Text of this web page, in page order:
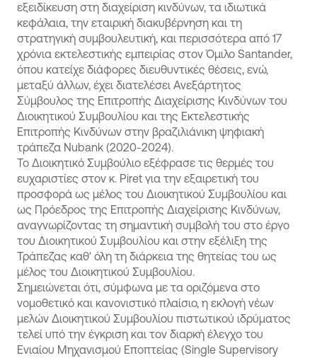
εξειδίκευση στη διαχείριση κινδύνων, τα ιδιωτικά
κεφάλαια, την εταιρική διακυβέρνηση και τη
στρατηγική συμβουλευτική, και περισσότερα από 17
χρόνια εκτελεστικής εμπειρίας στον Όμιλο Santander,
όπου κατείχε διάφορες διευθυντικές θέσεις, ενώ,
μεταξύ άλλων, έχει διατελέσει Ανεξάρτητος
Σύμβουλος της Επιτροπής Διαχείρισης Κινδύνων του
Διοικητικού Συμβουλίου και της Εκτελεστικής
Επιτροπής Κινδύνων στην βραζιλιάνικη ψηφιακή
τράπεζα Nubank (2020-2024).
Το Διοικητικό Συμβούλιο εξέφρασε τις θερμές του
ευχαριστίες στον κ. Piret για την εξαιρετική του
προσφορά ως μέλος του Διοικητικού Συμβουλίου και
ως Πρόεδρος της Επιτροπής Διαχείρισης Κινδύνων,
αναγνωρίζοντας τη σημαντική συμβολή του στο έργο
του Διοικητικού Συμβουλίου και στην εξέλιξη της
Τράπεζας καθ' όλη τη διάρκεια της θητείας του ως
μέλος του Διοικητικού Συμβουλίου.
Σημειώνεται ότι, σύμφωνα με τα οριζόμενα στο
νομοθετικό και κανονιστικό πλαίσιο, η εκλογή νέων
μελών Διοικητικού Συμβουλίου πιστωτικού ιδρύματος
τελεί υπό την έγκριση και τον διαρκή έλεγχο του
Ενιαίου Μηχανισμού Εποπτείας (Single Supervisory